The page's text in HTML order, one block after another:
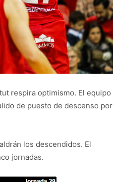
respira optimismo. El equipo
de puesto de descenso por
los descendidos. El
jornadas.